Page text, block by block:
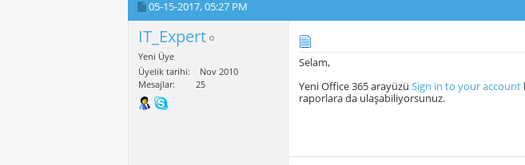
05-15-2017,05:27 PM
IT_Expert
Yeni Üye
Üyelik tarihi
Nov 2010
Mesajlar
25
Selam,
Yeni Office 365 arayüzü Sign in to your account
raporlara da ulaşabiliyorsunuz.